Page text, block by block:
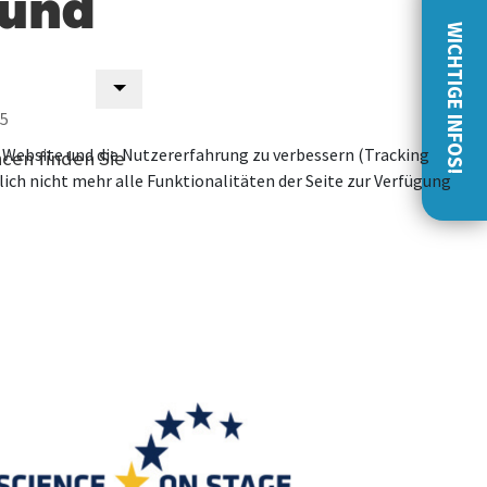
WICHTIGE INFOS!
finden Sie
und die Nutzererfahrung zu verbessern (Tracking
nicht mehr alle Funktionalitäten der Seite zur Verfügung